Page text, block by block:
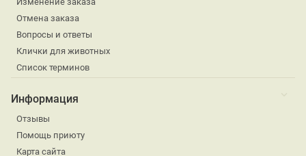
Отмена заказа
Вопросы и ответы
Клички для животных
Список терминов
Информация
Отзывы
Помощь приюту
Карта сайта